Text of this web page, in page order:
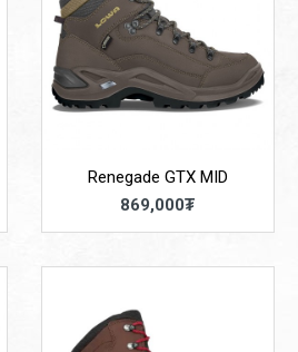
Renegade GTX MID
869,000₮